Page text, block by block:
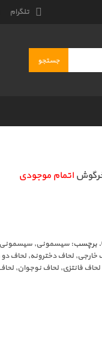
تلگرام
اتمام موجودی
. برچسب: سیسمونی,
خارجی, لحاف دخترونه, لحاف دو
لحاف فانتزی, لحاف نوجوان,